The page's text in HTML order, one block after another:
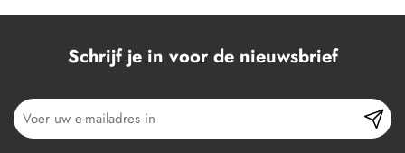
Schrijf je in voor de nieuwsbrief